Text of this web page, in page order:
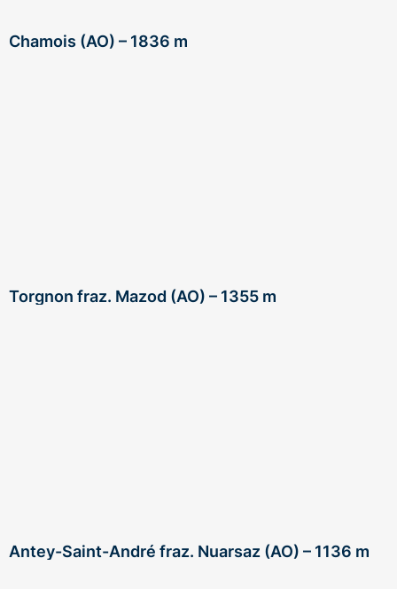
Chamois (AO) – 1836 m
Torgnon fraz. Mazod (AO) – 1355 m
Antey-Saint-André fraz. Nuarsaz (AO) – 1136 m